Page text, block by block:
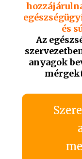
és
Az
anyagok